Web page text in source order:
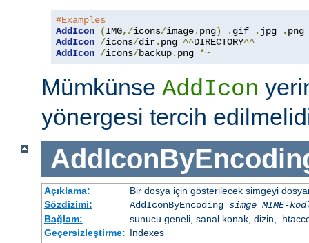
#Examples
AddIcon
(IMG,/icons/image. png) . gif . jpg .
AddIcon /icons/dir. png ^^DIRECTORY^^
AddIcon /icons/backup. png *~
Mümkünse AddIcon
yönergesi tercih
Açıklama:
Bir dosya için gösterilecek simgeyi
Sözdizimi:
AddIconByEncoding simge MIME-
Bağlam:
sunucu geneli, sanal konak, dizin,
Geçersizleştirme: Indexes